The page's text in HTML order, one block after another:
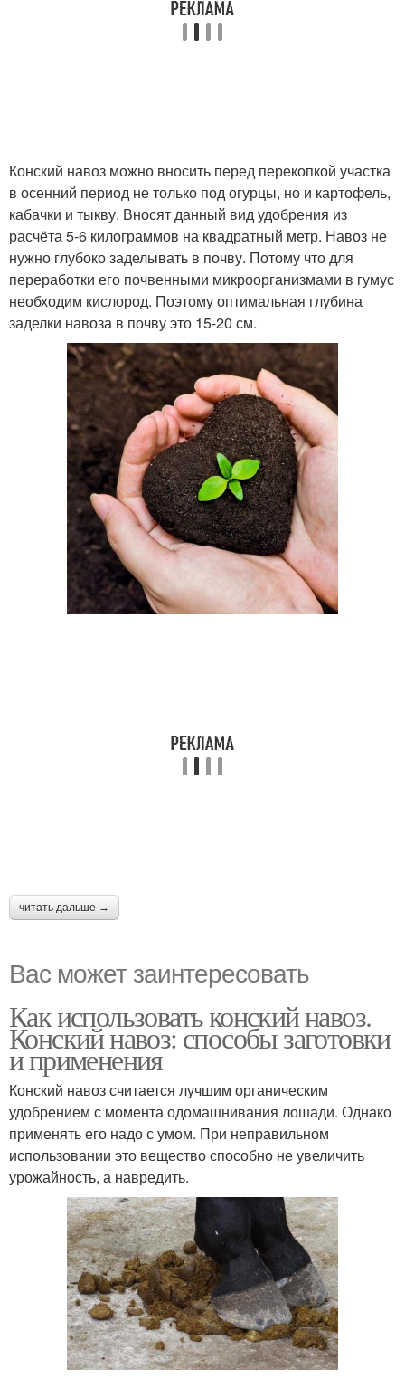
Конский навоз можно вносить перед перекопкой участка
в осенний период не только под огурцы, но и картофель,
кабачки и тыкву. Вносят данный вид удобрения из
расчёта 5-6 килограммов на квадратный метр. Навоз не
нужно глубоко заделывать в почву. Потому что для
переработки его почвенными микроорганизмами в гумус
необходим кислород. Поэтому оптимальная глубина
заделки навоза в почву это 15-20 см.
читать дальше →
Вас может заинтересовать
Как использовать конский навоз.
Конский навоз: способы заготовки
и применения
Конский навоз считается лучшим органическим
удобрением с момента одомашнивания лошади. Однако
применять его надо с умом. При неправильном
использовании это вещество способно не увеличить
урожайность, а навредить.